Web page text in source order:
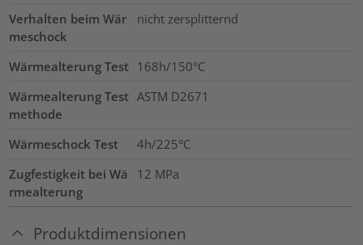
Verhalten beim Wär
meschock
nicht zersplitternd
Wärmealterung Test 168h/150°C
Wärmealterung Test
methode
ASTM D2671
Wärmeschock Test
4h/225°C
Zugfestigkeit bei Wä
rmealterung
12 MPa
Produktdimensionen